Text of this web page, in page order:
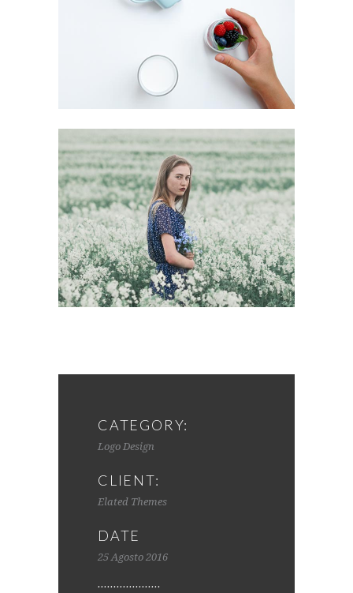
CATEGORY:
Logo Design
CLIENT:
Elated Themes
DATE
25 Agosto 2016